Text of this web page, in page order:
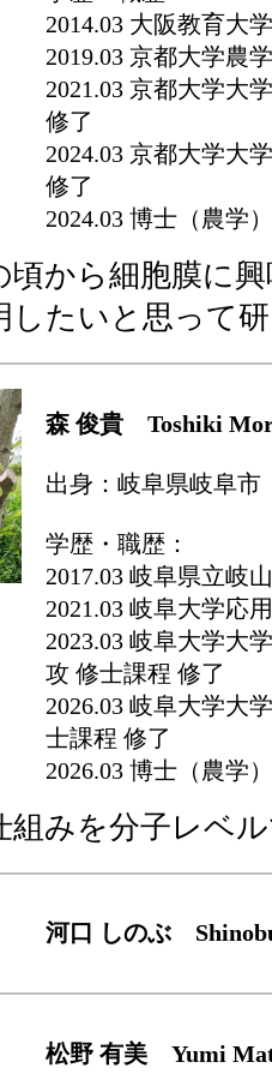
2014.03 大阪教育大
2019.03 京都大学農
2021.03 京都大学大
修了
2024.03 京都大学大
修了
2024.03 博士（農学
頃から細胞膜に
したいと思って
森 俊貴 Toshiki
出身：岐阜県岐阜市
学歴・職歴：
2017.03 岐阜県立岐
2021.03 岐阜大学応
2023.03 岐阜大学大
攻 修士課程 修了
2026.03 岐阜大学大
士課程 修了
2026.03 博士（農学
組みを分子レベ
河口 しのぶ
松野 有美 Yumi